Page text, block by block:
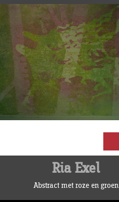
Ria Exel
Abstract met roze en groen